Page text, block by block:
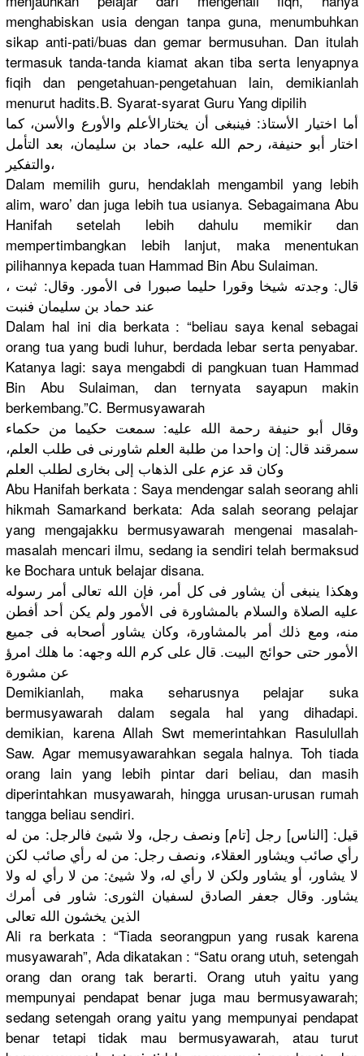
menghabiskan usia dengan tanpa guna, menumbuhkan
sikap anti-pati/buas dan gemar bermusuhan. Dan itulah
termasuk tanda-tanda kiamat akan tiba serta lenyapnya
fiqih dan pengetahuan-pengetahuan lain, demikianlah
menurut hadits.B. Syarat-syarat Guru Yang dipilih
أما اختيار الأستاذ: فينبغى أن يختارالأعلم والأورع والأسن، كما
اختار أبو حنيفة، رحم الله عليه، حماد بن سليمان، بعد التأمل
والتفكير،
Dalam memilih guru, hendaklah mengambil yang lebih
alim, waro’ dan juga lebih tua usianya. Sebagaimana Abu
Hanifah setelah lebih dahulu memikir dan
mempertimbangkan lebih lanjut, maka menentukan
pilihannya kepada tuan Hammad Bin Abu Sulaiman.
، قال: وجدته شيخا وقورا حليما صبورا فى الأمور. وقال: ثبت
عند حماد بن سليمان فنبت
Dalam hal ini dia berkata : “beliau saya kenal sebagai
orang tua yang budi luhur, berdada lebar serta penyabar.
Katanya lagi: saya mengabdi di pangkuan tuan Hammad
Bin Abu Sulaiman, dan ternyata sayapun makin
berkembang.”C. Bermusyawarah
وقال أبو حنيفة رحمة الله عليه: سمعت حكيما من حكماء
سمرقند قال: إن واحدا من طلبة العلم شاورنى فى طلب العلم،
وكان قد عزم على الذهاب إلى بخارى لطلب العلم
Abu Hanifah berkata : Saya mendengar salah seorang ahli
hikmah Samarkand berkata: Ada salah seorang pelajar
yang mengajakku bermusyawarah mengenai masalah-
masalah mencari ilmu, sedang ia sendiri telah bermaksud
ke Bochara untuk belajar disana.
وهكذا ينبغى أن يشاور فى كل أمر، فإن الله تعالى أمر رسوله
عليه الصلاة والسلام بالمشاورة فى الأمور ولم يكن أحد أفطن
منه، ومع ذلك أمر بالمشاورة، وكان يشاور أصحابه فى جميع
الأمور حتى حوائج البيت. قال على كرم الله وجهه: ما هلك امرؤ
عن مشورة
Demikianlah, maka seharusnyapelajar suka
bermusyawarah dalam segala hal yang dihadapi.
demikian, karena Allah Swt memerintahkan Rasulullah
Saw. Agar memusyawarahkan segala halnya. Toh tiada
orang lain yang lebih pintar dari beliau, dan masih
diperintahkan musyawarah, hingga urusan-urusan rumah
tangga beliau sendiri.
قيل: [الناس] رجل [تام] ونصف رجل، ولا شيئ فالرجل: من له
رأي صائب ويشاور العقلاء، ونصف رجل: من له رأي صائب لكن
لا يشاور، أو يشاور ولكن لا رأي له، ولا شيئ: من لا رأي له ولا
يشاور. وقال جعفر الصادق لسفيان الثورى: شاور فى أمرك
الذين يخشون الله تعالى
Ali ra berkata : “Tiada seorangpunyang rusak karena
musyawarah”, Ada dikatakan : “Satu orang utuh, setengah
orang dan orang tak berarti. Orang utuh yaitu yang
mempunyai pendapat benar juga mau bermusyawarah;
sedang setengah orang yaitu yang mempunyai pendapat
benar tetapi tidak mau bermusyawarah, atau turut